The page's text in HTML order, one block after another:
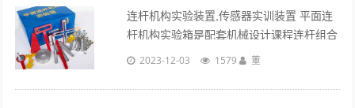
连杆机构实验装置,传感器实训装置 平面连
杆机构实验箱是配套机械设计课程连杆组合
机构设计与分析的实验内容而设计，实验箱
大类连杆机构实验要求。...
2023-12-03 1579 董